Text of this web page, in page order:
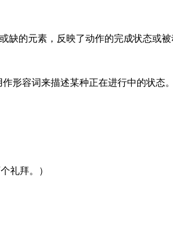
的元素，反映了动作的完成状态或被
形容词来描述某种正在进行中的状态。
礼拜。）